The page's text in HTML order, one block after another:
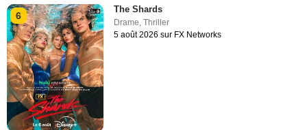
6
The Shards
Drame,Thriller
5 août 2026 sur FX Networks